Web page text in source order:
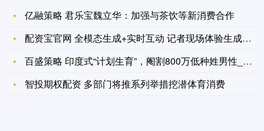
亿融策略 君乐宝魏立华：加强与茶饮等新消费合作
配资宝官网 全模态生成+实时互动 记者现场体验生成数字人形象
百盛策略 印度式“计划生育”，阉割800万低种姓男性_人口_
智投期权配资 多部门将推系列举措挖潜体育消费